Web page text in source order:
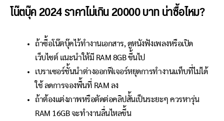
โน๊ตบุ๊ค 2024 ราคาไม่เกิน 20000 บาท น่าซื้อไหม?
ถ้าซื้อโน๊ตบุ๊คไว้ทำงานเอกสาร, ดูหนังฟังเพลงหรือเปิด
เว็บไซต์ แนะนำให้มี RAM 8GB ขึ้นไป
เบราเซอร์ชั้นนำต่างออกฟีเจอร์หยุดการทำงานแท็บที่ไม่ได้
ใช้ ลดการจองพื้นที่ RAM ลง
ถ้าต้องแต่งภาพหรือตัดต่อคลิปสั้นเป็นระยะๆ ควรหารุ่น
RAM 16GB จะทำงานลื่นไหลขึ้น